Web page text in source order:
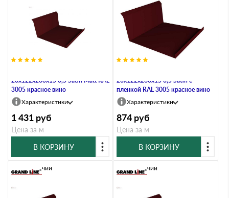
20х122х260х15 0,5 Satin Мatt RAL
3005 красное вино
Характеристики
1 431 руб
Цена за м
В КОРЗИНУ
20х122х260х15 0,5 Satin с
пленкой RAL 3005 красное вино
Характеристики
874 руб
Цена за м
В КОРЗИНУ
В наличии В наличии